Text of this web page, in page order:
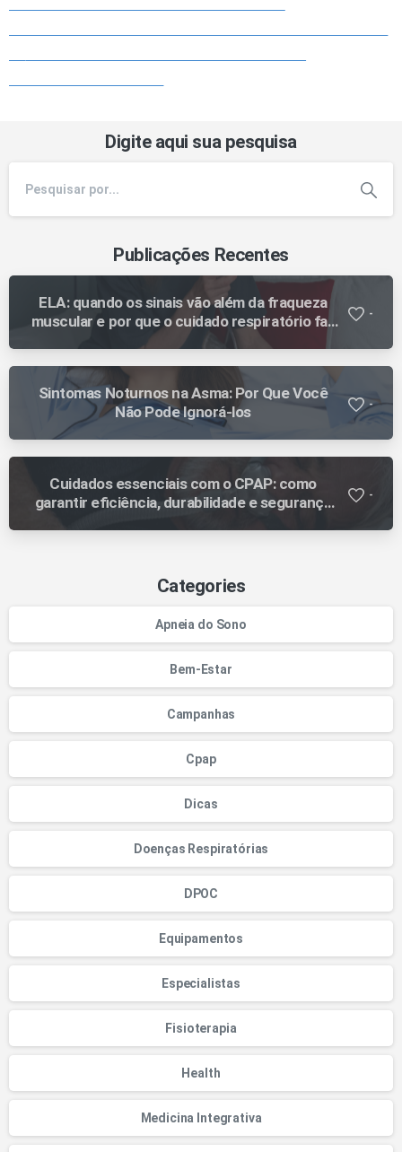
Digite aqui sua pesquisa
Publicações Recentes
ELA: quando os sinais vão além da fraqueza
muscular e por que o cuidado respiratório faz
diferença ao longo da evolução
-
Sintomas Noturnos na Asma: Por Que Você
Não Pode Ignorá-los
-
Cuidados essenciais com o CPAP: como
garantir eficiência, durabilidade e segurança
-
Categories
Apneia do Sono
Bem-Estar
Campanhas
Cpap
Dicas
Doenças Respiratórias
DPOC
Equipamentos
Especialistas
Fisioterapia
Health
Medicina Integrativa